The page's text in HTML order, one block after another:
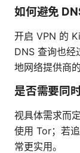
如何避免
开启 VPN 的
DNS 查询也经
地网络提供商
是否需要同
视具体需求而
使用 Tor；若
常更实用。